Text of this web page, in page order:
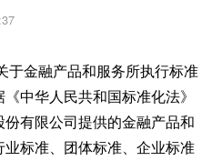
于金融产品和服务所执行标准
中华人民共和国标准化法》
有限公司提供的金融产品和
标准、团体标准、企业标准